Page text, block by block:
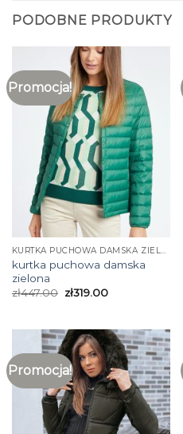
PODOBNE PRODUKTY
Promocja!
KURTKA PUCHOWA DAMSKA ZIELONA
kurtka puchowa damska
zielona
zł447.00 zł319.00
Promocja!